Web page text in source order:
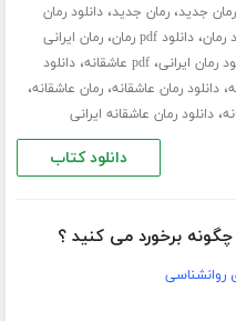
رمان جدید،رمان جدید،دانلود رمان
رمان،دانلود pdf رمان ،رمان ایرانی
رمان ایرانی،pdf عاشقانه ،دانلود
،دانلود رمان عاشقانه،رمان عاشقانه،
،دانلود رمان عاشقانه ایرانی
دانلود کتاب
چگونه برخورد می کنید ؟
روانشناسی